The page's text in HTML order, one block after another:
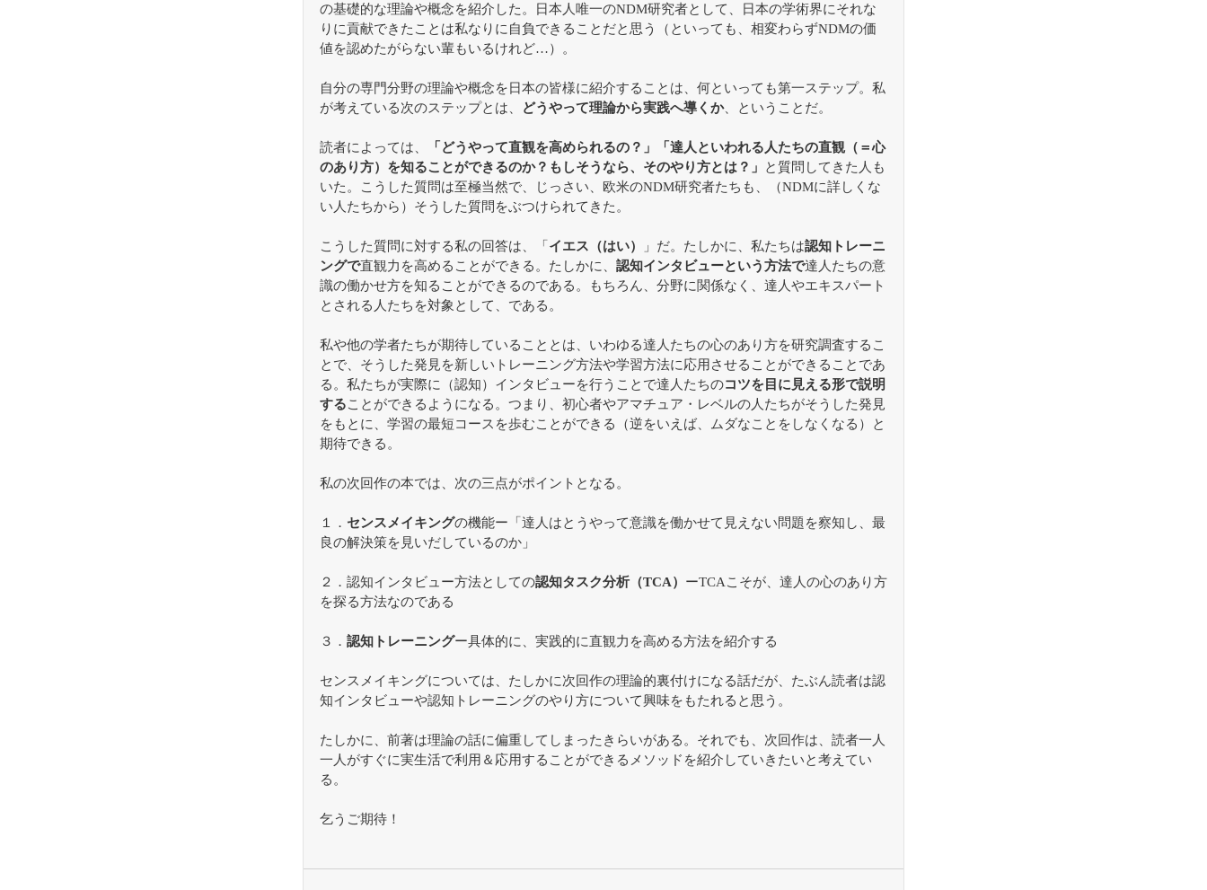
の基礎的な理論や概念を紹介した。日本人唯一のNDM研究者として、日本の学術界にそれな
りに貢献できたことは私なりに自負できることだと思う（といっても、相変わらずNDMの価
値を認めたがらない輩もいるけれど…）。
自分の専門分野の理論や概念を日本の皆様に紹介することは、何といっても第一ステップ。私
が考えている次のステップとは、
どうやって理論から実践へ導くか、ということだ。
読者によっては、
「どうやって直観を高められるの？」「達人といわれる人たちの直観（＝心
のあり方）を知ることができるのか？もしそうなら、そのやり方とは？」
と質問してきた人も
いた。こうした質問は至極当然で、じっさい、欧米のNDM研究者たちも、（NDMに詳しくな
い人たちから）そうした質問をぶつけられてきた。
こうした質問に対する私の回答は、「イエス（はい） 」だ。たしかに、私たちは認知トレーニ
ングで直観力を高めることができる。たしかに、 認知インタビューという方法で達人たちの意
識の働かせ方を知ることができるのである。もちろん、分野に関係なく、達人やエキスパート
とされる人たちを対象として、である。
私や他の学者たちが期待していることとは、いわゆる達人たちの心のあり方を研究調査するこ
とで、そうした発見を新しいトレーニング方法や学習方法に応用させることができることであ
る。私たちが実際に（認知）インタビューを行うことで達人たちのコツを目に見える形で説明
することができるようになる。つまり、初心者やアマチュア・レベルの人たちがそうした発見
をもとに、学習の最短コースを歩むことができる（逆をいえば、ムダなことをしなくなる）と
期待できる。
私の次回作の本では、次の三点がポイントとなる。
１． センスメイキングの機能ー「達人はとうやって意識を働かせて見えない問題を察知し、最
良の解決策を見いだしているのか」
２．認知インタビュー方法としての認知タスク分析（TCA） ーTCAこそが、達人の心のあり方
を探る方法なのである
３． 認知トレーニングー具体的に、実践的に直観力を高める方法を紹介する
センスメイキングについては、たしかに次回作の理論的裏付けになる話だが、たぶん読者は認
知インタビューや認知トレーニングのやり方について興味をもたれると思う。
たしかに、前著は理論の話に偏重してしまったきらいがある。それでも、次回作は、読者一人
一人がすぐに実生活で利用＆応用することができるメソッドを紹介していきたいと考えてい
る。
乞うご期待！